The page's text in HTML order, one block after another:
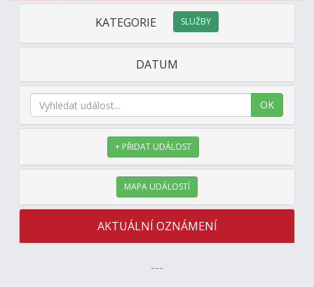
Restaurace a Hotel
KATEGORIE SLUŽBY
DATUM
OK
+ PŘIDAT UDÁLOST
MAPA UDÁLOSTÍ
AKTUÁLNÍ OZNÁMENÍ
---